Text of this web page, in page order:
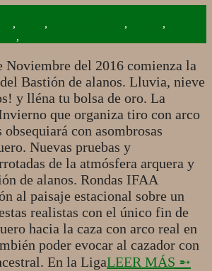
, , ,
,
,
Noviembre del 2016 comienza la
Bastión de alanos. Lluvia, nieve
y lléna tu bolsa de oro. La
que organiza tiro con arco
con asombrosas
Nuevas pruebas y
de la atmósfera arquera y
de alanos. Rondas IFAA
al paisaje estacional sobre un
realistas con el único fin de
hacia la caza con arco real en
poder evocar al cazador con
En la LigaLEER MÁS ➵